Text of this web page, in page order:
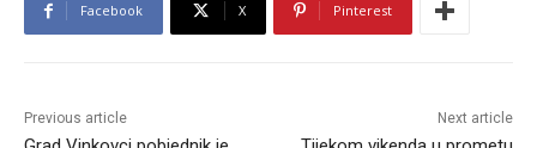
Facebook X Pinterest
Previous article Next article